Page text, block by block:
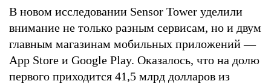
В новом исследовании Sensor Tower уделили
внимание не только разным сервисам, но и двум
главным магазинам мобильных приложений —
App Store и Google Play. Оказалось, что на долю
первого приходится 41,5 млрд долларов из